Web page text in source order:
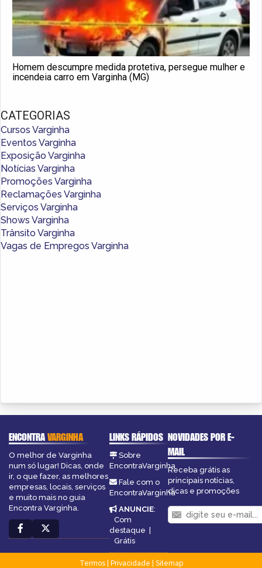
Homem descumpre medida protetiva, persegue mulher e
incendeia carro em Varginha (MG)
CATEGORIAS
Cursos Varginha
Eventos Varginha
Exposição Varginha
Notícias Varginha
Promoções Varginha
Reclamações Varginha
Serviços Varginha
Shows Varginha
Trânsito Varginha
Vagas de Empregos Varginha
ENCONTRAVARGINHA
O melhor de Varginha
num só lugar! Dicas, onde
ir, o que fazer, as melhores
empresas, locais, serviços
e muito mais no guia
Encontra Varginha.
LINKS RÁPIDOS
Sobre
EncontraVarginha
Fale com o
EncontraVarginha
ANUNCIE:
Com
destaque
Grátis
NOVIDADES POR E-
MAIL
Receba grátis as
principais notícias,
dicas e promoções
Termos| Privacidade
Sitemap